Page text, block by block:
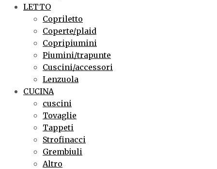
LETTO
Copriletto
Coperte/plaid
Copripiumini
Piumini/trapunte
Cuscini/accessori
Lenzuola
CUCINA
cuscini
Tovaglie
Tappeti
Strofinacci
Grembiuli
Altro